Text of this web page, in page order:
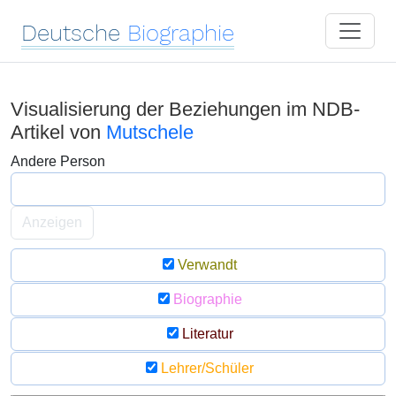
Deutsche Biographie
Visualisierung der Beziehungen im NDB-
Artikel von Mutschele
Andere Person
Anzeigen
Verwandt
Biographie
Literatur
Lehrer/Schüler